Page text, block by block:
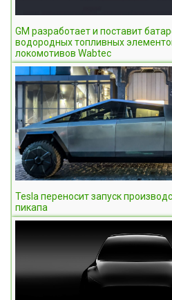
GM разработает и поставит
водородных топливных
локомотивов Wabtec
Tesla переносит запуск
пикапа